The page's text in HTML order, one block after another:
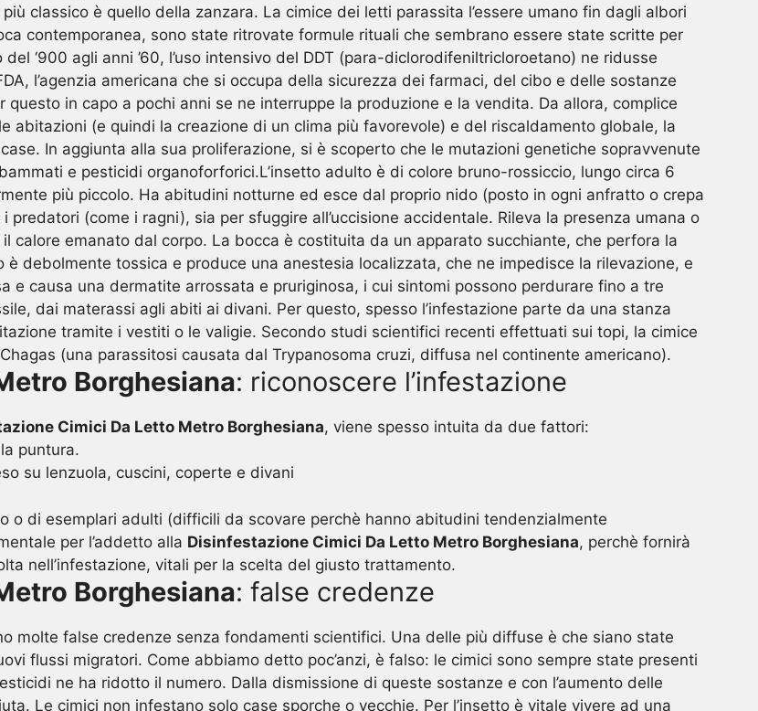
classico è quello della zanzara. La cimice dei letti parassita l’essere umano fin dagli albori
contemporanea, sono state ritrovate formule rituali che sembrano essere state scritte per
‘900 agli anni ’60, l’uso intensivo del DDT (para-diclorodifeniltricloroetano) ne ridusse
l’agenzia americana che si occupa della sicurezza dei farmaci, del cibo e delle sostanze
in capo a pochi anni se ne interruppe la produzione e la vendita. Da allora, complice
abitazioni (e quindi la creazione di un clima più favorevole) e del riscaldamento globale, la
In aggiunta alla sua proliferazione, si è scoperto che le mutazioni genetiche sopravvenute
e pesticidi organoforforici.L’insetto adulto è di colore bruno-rossiccio, lungo circa 6
più piccolo. Ha abitudini notturne ed esce dal proprio nido (posto in ogni anfratto o crepa
(come i ragni), sia per sfuggire all’uccisione accidentale. Rileva la presenza umana o
calore emanato dal corpo. La bocca è costituita da un apparato succhiante, che perfora la
è debolmente tossica e produce una anestesia localizzata, che ne impedisce la rilevazione, e
e causa una dermatite arrossata e pruriginosa, i cui sintomi possono perdurare fino a tre
dai materassi agli abiti ai divani. Per questo, spesso l’infestazione parte da una stanza
tramite i vestiti o le valigie. Secondo studi scientifici recenti effettuati sui topi, la cimice
(una parassitosi causata dal Trypanosoma cruzi, diffusa nel continente americano).
Borghesiana: riconoscere l’infestazione
Cimici Da Letto Metro Borghesiana, viene spesso intuita da due fattori:
puntura.
su lenzuola, cuscini, coperte e divani
o di esemplari adulti (difficili da scovare perchè hanno abitudini tendenzialmente
per l’addetto alla Disinfestazione Cimici Da Letto Metro Borghesiana, perchè fornirà
nell’infestazione, vitali per la scelta del giusto trattamento.
Borghesiana: false credenze
molte false credenze senza fondamenti scientifici. Una delle più diffuse è che siano state
flussi migratori. Come abbiamo detto poc’anzi, è falso: le cimici sono sempre state presenti
ne ha ridotto il numero. Dalla dismissione di queste sostanze e con l’aumento delle
Le cimici non infestano solo case sporche o vecchie. Per l’insetto è vitale vivere ad una